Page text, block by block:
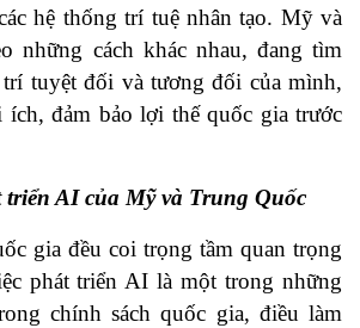
hệ thống trí tuệ nhân tạo. Mỹ và
những cách khác nhau, đang tìm
tuyệt đối và tương đối của mình,
ích, đảm bảo lợi thế quốc gia trước
AI của Mỹ và Trung Quốc
gia đều coi trọng tầm quan trọng
phát triển AI là một trong những
chính sách quốc gia, điều làm